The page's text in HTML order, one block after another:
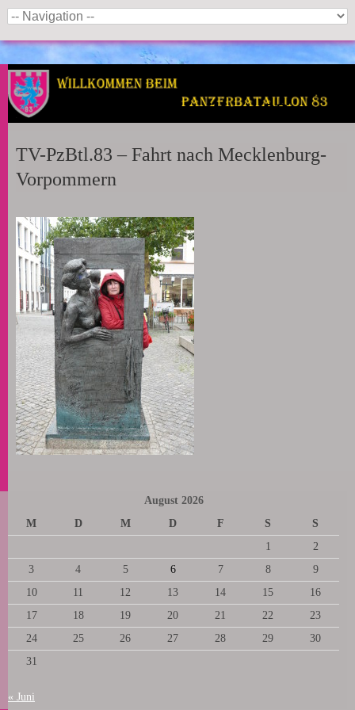
Panzerbataillon 83
TV-PzBtl.83 – Fahrt nach Mecklenburg-
Vorpommern
August 2026
M
D M D F S
S
1
2
3
4 5 6 7 8
9
10
11 12 13 14 15
16
17
18 19 20 21 22
23
24
25 26 27 28 29
30
31
« Juni